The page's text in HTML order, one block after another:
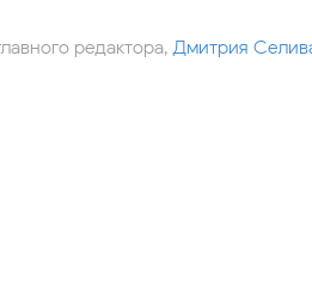
редактора, Дмитрия